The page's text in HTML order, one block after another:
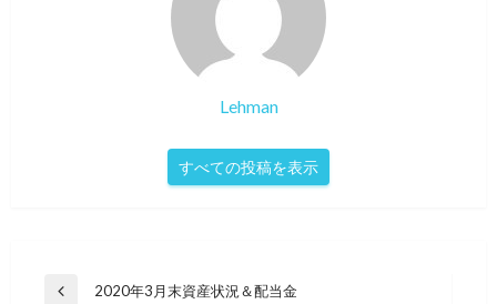
Lehman
すべての投稿を表示
投
2020年3月末資産状況＆配当金